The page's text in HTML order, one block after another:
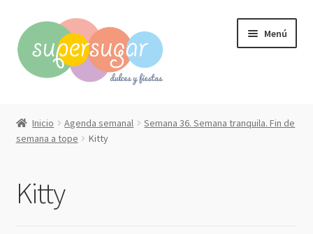
a
la
navegación
al
contenido
Menú
Compra online
Contacto
Inicio Agenda semanal
Semana 36. Semana tranquila. Fin de
semana a tope
Kitty
Kitty